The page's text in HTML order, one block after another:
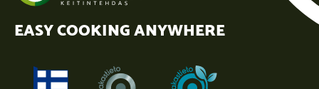
EASY COOKING ANYWHERE